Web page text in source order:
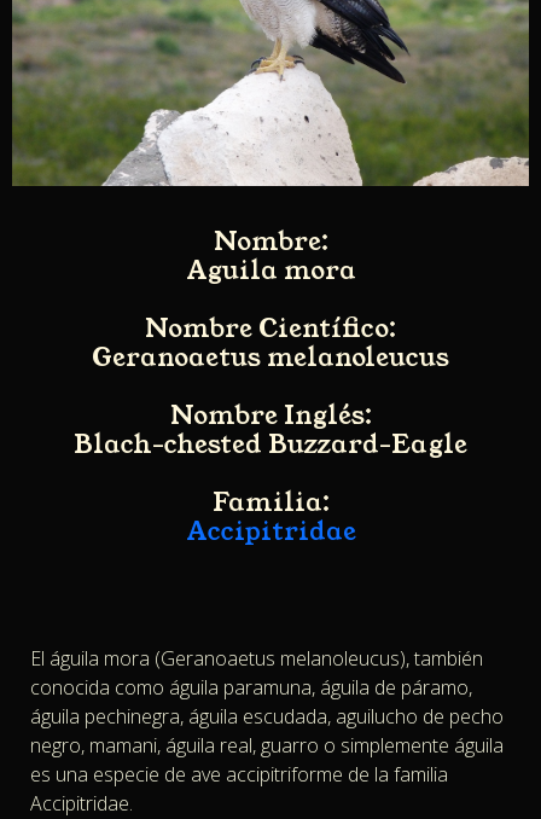
Nombre:
Aguila mora
Nombre Científico:
Geranoaetus melanoleucus
Nombre Inglés:
Blach-chested Buzzard-Eagle
Familia:
Accipitridae
El águila mora (Geranoaetus melanoleucus), también
conocida como águila paramuna, águila de páramo,
águila pechinegra, águila escudada, aguilucho de pecho
negro, mamani, águila real, guarro o simplemente águila
es una especie de ave accipitriforme de la familia
Accipitridae.